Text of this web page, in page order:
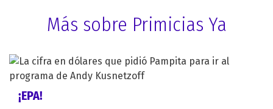
Más sobre Primicias Ya
¡EPA!